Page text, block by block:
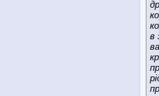
в